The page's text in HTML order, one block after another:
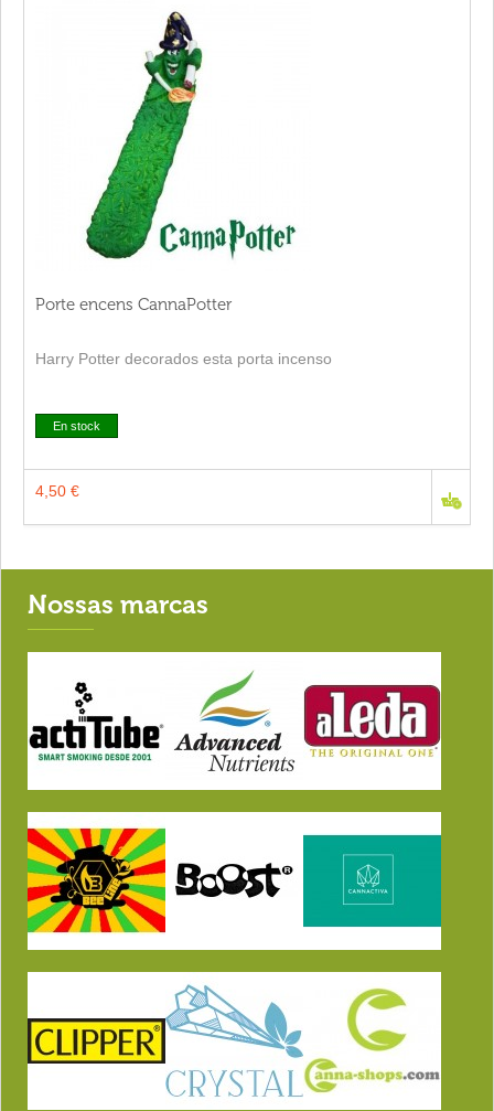
Porte encens CannaPotter
Harry Potter decorados esta porta incenso
En stock
4,50 €
Nossas marcas